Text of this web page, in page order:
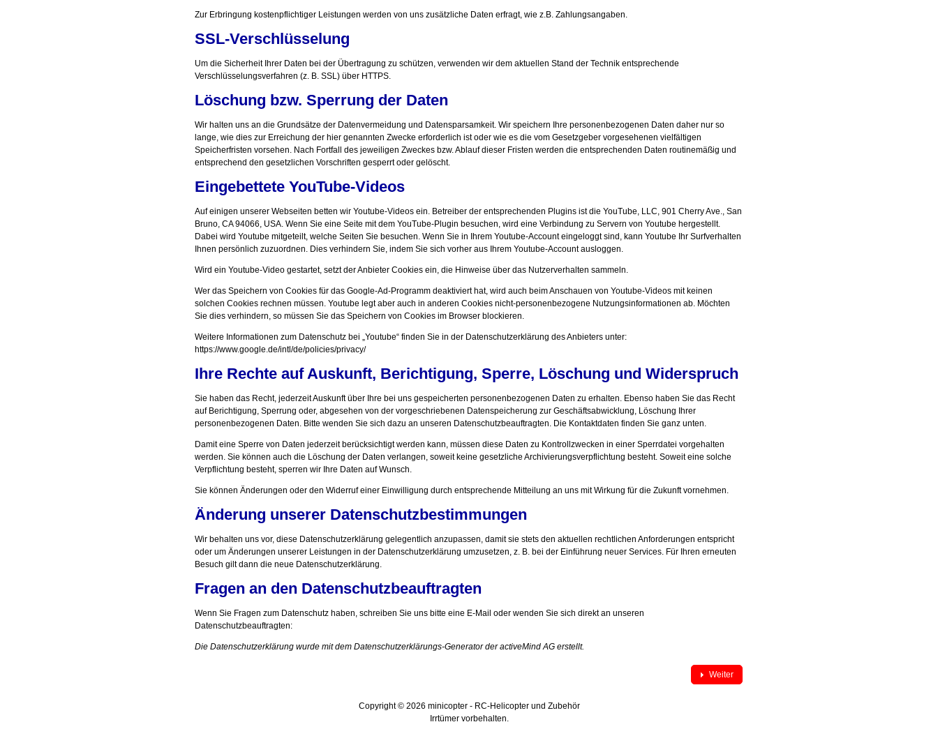
Zur Erbringung kostenpflichtiger Leistungen werden von uns zusätzliche Daten erfragt, wie z.B. Zahlungsangaben.
SSL-Verschlüsselung
Um die Sicherheit Ihrer Daten bei der Übertragung zu schützen, verwenden wir dem aktuellen Stand der Technik entsprechende
Verschlüsselungsverfahren (z. B. SSL) über HTTPS.
Löschung bzw. Sperrung der Daten
Wir halten uns an die Grundsätze der Datenvermeidung und Datensparsamkeit. Wir speichern Ihre personenbezogenen Daten daher nur so
lange, wie dies zur Erreichung der hier genannten Zwecke erforderlich ist oder wie es die vom Gesetzgeber vorgesehenen vielfältigen
Speicherfristen vorsehen. Nach Fortfall des jeweiligen Zweckes bzw. Ablauf dieser Fristen werden die entsprechenden Daten routinemäßig und
entsprechend den gesetzlichen Vorschriften gesperrt oder gelöscht.
Eingebettete YouTube-Videos
Auf einigen unserer Webseiten betten wir Youtube-Videos ein. Betreiber der entsprechenden Plugins ist die YouTube, LLC, 901 Cherry Ave., San
Bruno, CA 94066, USA. Wenn Sie eine Seite mit dem YouTube-Plugin besuchen, wird eine Verbindung zu Servern von Youtube hergestellt.
Dabei wird Youtube mitgeteilt, welche Seiten Sie besuchen. Wenn Sie in Ihrem Youtube-Account eingeloggt sind, kann Youtube Ihr Surfverhalten
Ihnen persönlich zuzuordnen. Dies verhindern Sie, indem Sie sich vorher aus Ihrem Youtube-Account ausloggen.
Wird ein Youtube-Video gestartet, setzt der Anbieter Cookies ein, die Hinweise über das Nutzerverhalten sammeln.
Wer das Speichern von Cookies für das Google-Ad-Programm deaktiviert hat, wird auch beim Anschauen von Youtube-Videos mit keinen
solchen Cookies rechnen müssen. Youtube legt aber auch in anderen Cookies nicht-personenbezogene Nutzungsinformationen ab. Möchten
Sie dies verhindern, so müssen Sie das Speichern von Cookies im Browser blockieren.
Weitere Informationen zum Datenschutz bei „Youtube“ finden Sie in der Datenschutzerklärung des Anbieters unter:
https://www.google.de/intl/de/policies/privacy/
Ihre Rechte auf Auskunft, Berichtigung, Sperre, Löschung und Widerspruch
Sie haben das Recht, jederzeit Auskunft über Ihre bei uns gespeicherten personenbezogenen Daten zu erhalten. Ebenso haben Sie das Recht
auf Berichtigung, Sperrung oder, abgesehen von der vorgeschriebenen Datenspeicherung zur Geschäftsabwicklung, Löschung Ihrer
personenbezogenen Daten. Bitte wenden Sie sich dazu an unseren Datenschutzbeauftragten. Die Kontaktdaten finden Sie ganz unten.
Damit eine Sperre von Daten jederzeit berücksichtigt werden kann, müssen diese Daten zu Kontrollzwecken in einer Sperrdatei vorgehalten
werden. Sie können auch die Löschung der Daten verlangen, soweit keine gesetzliche Archivierungsverpflichtung besteht. Soweit eine solche
Verpflichtung besteht, sperren wir Ihre Daten auf Wunsch.
Sie können Änderungen oder den Widerruf einer Einwilligung durch entsprechende Mitteilung an uns mit Wirkung für die Zukunft vornehmen.
Änderung unserer Datenschutzbestimmungen
Wir behalten uns vor, diese Datenschutzerklärung gelegentlich anzupassen, damit sie stets den aktuellen rechtlichen Anforderungen entspricht
oder um Änderungen unserer Leistungen in der Datenschutzerklärung umzusetzen, z. B. bei der Einführung neuer Services. Für Ihren erneuten
Besuch gilt dann die neue Datenschutzerklärung.
Fragen an den Datenschutzbeauftragten
Wenn Sie Fragen zum Datenschutz haben, schreiben Sie uns bitte eine E-Mail oder wenden Sie sich direkt an unseren
Datenschutzbeauftragten:
Die Datenschutzerklärung wurde mit dem Datenschutzerklärungs-Generator der activeMind AG erstellt.
Weiter
Copyright © 2026 minicopter - RC-Helicopter und Zubehör
Irrtümer vorbehalten.